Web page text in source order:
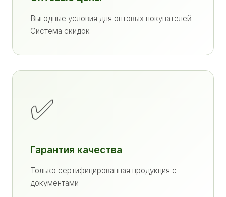
Выгодные условия для оптовых покупателей.
Система скидок
✅
Гарантия качества
Только сертифицированная продукция с
документами